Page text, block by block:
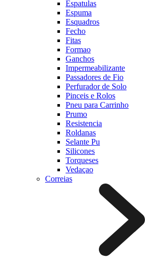
Espatulas
Espuma
Esquadros
Fecho
Fitas
Formao
Ganchos
Impermeabilizante
Passadores de Fio
Perfurador de Solo
Pinceis e Rolos
Pneu para Carrinho
Prumo
Resistencia
Roldanas
Selante Pu
Silicones
Torqueses
Vedaçao
Correias